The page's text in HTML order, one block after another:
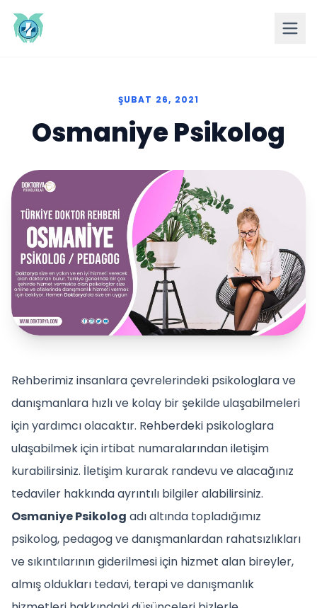
ŞUBAT 26, 2021
Osmaniye Psikolog
Rehberimiz insanlara çevrelerindeki psikologlara ve
danışmanlara hızlı ve kolay bir şekilde ulaşabilmeleri
için yardımcı olacaktır. Rehberdeki psikologlara
ulaşabilmek için irtibat numaralarından iletişim
kurabilirsiniz. İletişim kurarak randevu ve alacağınız
tedaviler hakkında ayrıntılı bilgiler alabilirsiniz.
Osmaniye Psikolog adı altında topladığımız
psikolog, pedagog ve danışmanlardan rahatsızlıkları
ve sıkıntılarının giderilmesi için hizmet alan bireyler,
almış oldukları tedavi, terapi ve danışmanlık